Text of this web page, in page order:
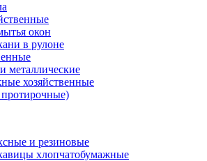
окон
в рулоне
металлические
хозяйственные
и резиновые
хлопчатобумажные